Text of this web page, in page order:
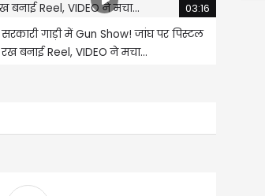
03:16
सरकारी गाड़ी में Gun Show! जांघ पर पिस्टल
रख बनाई Reel, VIDEO ने मचा...